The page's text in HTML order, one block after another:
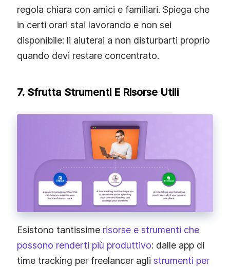
regola chiara con amici e familiari. Spiega che
in certi orari stai lavorando e non sei
disponibile: li aiuterai a non disturbarti proprio
quando devi restare concentrato.
7. Sfrutta Strumenti E Risorse Utili
Esistono tantissime risorse e strumenti che
possono renderti più produttivo: dalle app di
time tracking per freelancer agli strumenti per